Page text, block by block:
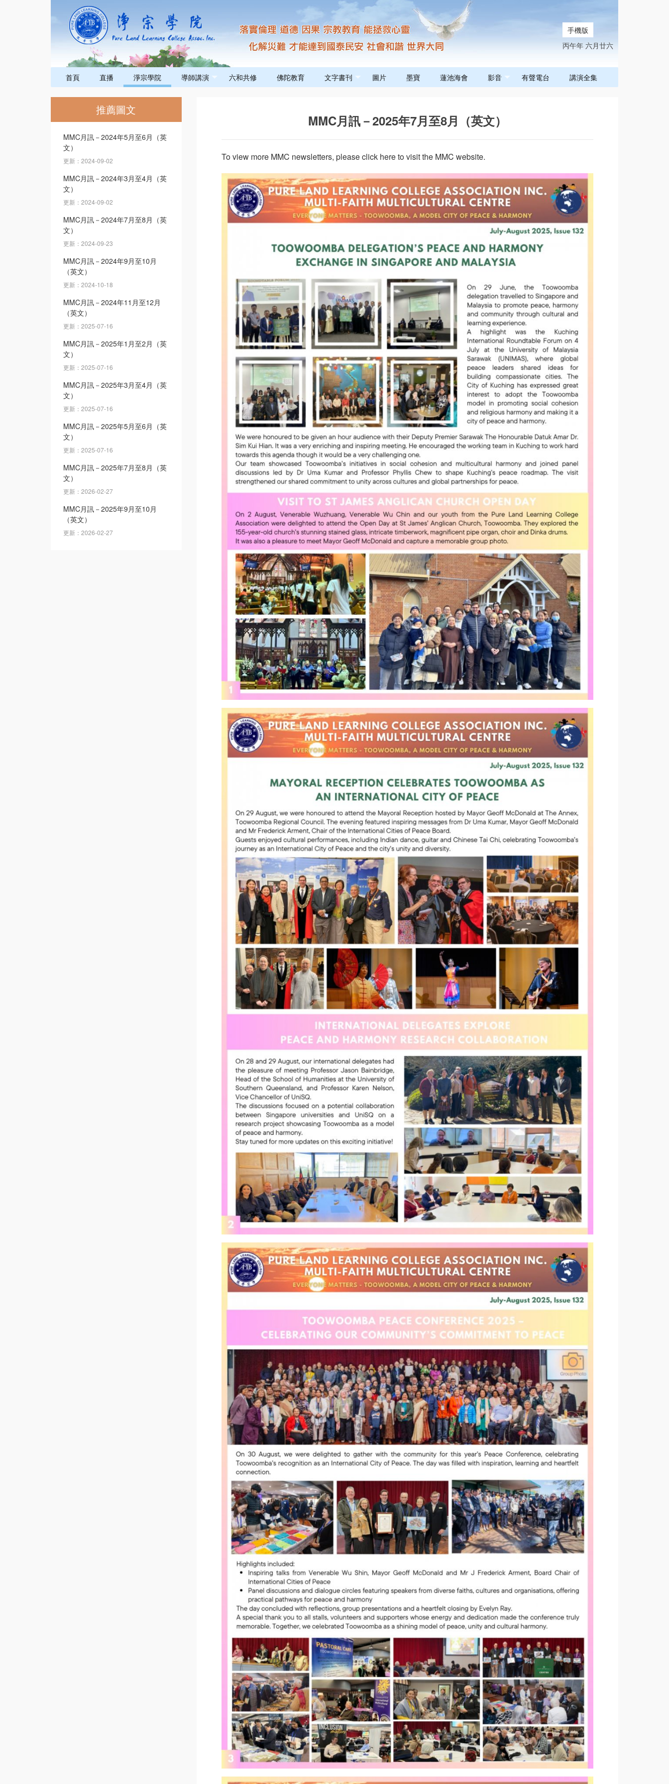
手機版
丙午年 六月廿六
首頁 直播 淨宗學院 導師講演 六和共修 佛陀教育 文字書刊 圖片 墨寶 蓮池海會 影音 有聲電台 講演全集
推薦圖文
MMC月訊－2024年5月至6月（英
文）
更新：2024-09-02
MMC月訊－2024年3月至4月（英
文）
更新：2024-09-02
MMC月訊－2024年7月至8月（英
文）
更新：2024-09-23
MMC月訊－2024年9月至10月
（英文）
更新：2024-10-18
MMC月訊－2024年11月至12月
（英文）
更新：2025-07-16
MMC月訊－2025年1月至2月（英
文）
更新：2025-07-16
MMC月訊－2025年3月至4月（英
文）
更新：2025-07-16
MMC月訊－2025年5月至6月（英
文）
更新：2025-07-16
MMC月訊－2025年7月至8月（英
文）
更新：2026-02-27
MMC月訊－2025年9月至10月
（英文）
更新：2026-02-27
MMC月訊－2025年7月至8月（英文）
To view more MMC newsletters, please click here to visit the MMC website.